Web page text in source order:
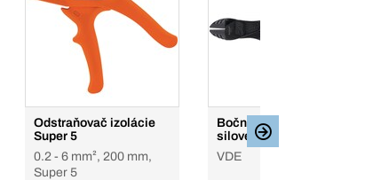
Odstraňovač izolácie
Super 5
0.2 - 6 mm², 200 mm,
Super 5
Bočné štipacie kliešte,
silové, izolované
VDE